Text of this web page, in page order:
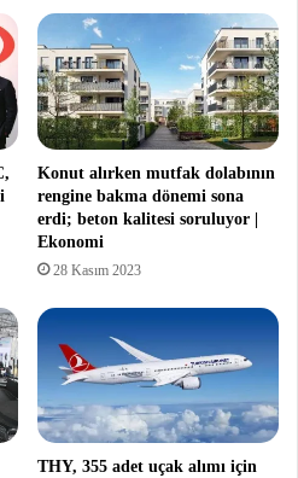
Konut alırken mutfak dolabının
rengine bakma dönemi sona
erdi; beton kalitesi soruluyor |
Ekonomi
28 Kasım 2023
THY, 355 adet uçak alımı için